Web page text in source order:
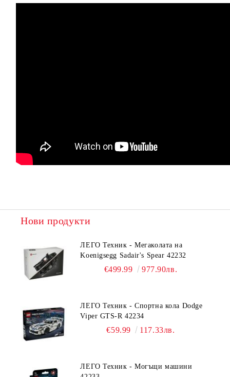
Нови продукти
ЛЕГО Техник - Мегаколата на
Koenigsegg Sadair's Spear 42232
€499.99 977.90лв.
ЛЕГО Техник - Спортна кола Dodge
Viper GTS-R 42234
€59.99 117.33лв.
ЛЕГО Техник - Могъщи машини